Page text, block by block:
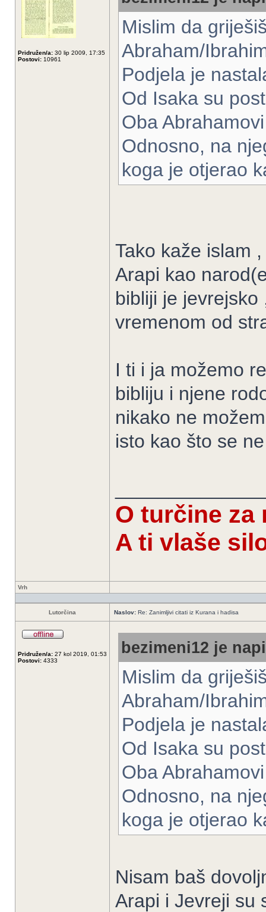
Pridružen/a: 30 lip 2009, 17:35
Postovi: 10961
Mislim da
Abraham/
Podjela je
Od Isaka su
Oba
Odnosno, na
koga je otjerao
Tako kaže islam
Arapi kao
bibliji je
vremenom od
I ti i ja možemo
bibliju i njene
nikako ne
isto kao što se
O turčine za
A ti vlaše
Vrh
Lutorčina Naslov: Re: Zanimljivi citati iz Kurana i hadisa
Pridružen/a: 27 kol 2019, 01:53
Postovi: 4333
bezimeni12 je
Mislim da
Abraham/
Podjela je
Od Isaka su
Oba
Odnosno, na
koga je otjerao
Nisam baš
Arapi i Jevreji su